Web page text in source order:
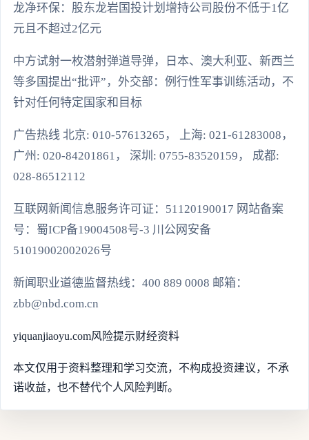
龙净环保：股东龙岩国投计划增持公司股份不低于1亿
元且不超过2亿元
中方试射一枚潜射弹道导弹，日本、澳大利亚、新西兰
等多国提出“批评”，外交部：例行性军事训练活动，不
针对任何特定国家和目标
广告热线 北京: 010-57613265， 上海: 021-61283008，
广州: 020-84201861， 深圳: 0755-83520159， 成都:
028-86512112
互联网新闻信息服务许可证：51120190017 网站备案
号：蜀ICP备19004508号-3 川公网安备
51019002002026号
新闻职业道德监督热线：400 889 0008 邮箱：
zbb@nbd.com.cn
yiquanjiaoyu.com风险提示财经资料
本文仅用于资料整理和学习交流，不构成投资建议，不承
诺收益，也不替代个人风险判断。